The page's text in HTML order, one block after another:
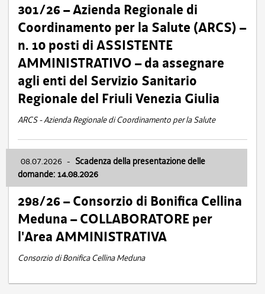
301/26 – Azienda Regionale di
Coordinamento per la Salute (ARCS) –
n. 10 posti di ASSISTENTE
AMMINISTRATIVO – da assegnare
agli enti del Servizio Sanitario
Regionale del Friuli Venezia Giulia
ARCS - Azienda Regionale di Coordinamento per la Salute
08.07.2026 - Scadenza della presentazione delle
domande: 14.08.2026
298/26 – Consorzio di Bonifica Cellina
Meduna – COLLABORATORE per
l'Area AMMINISTRATIVA
Consorzio di Bonifica Cellina Meduna